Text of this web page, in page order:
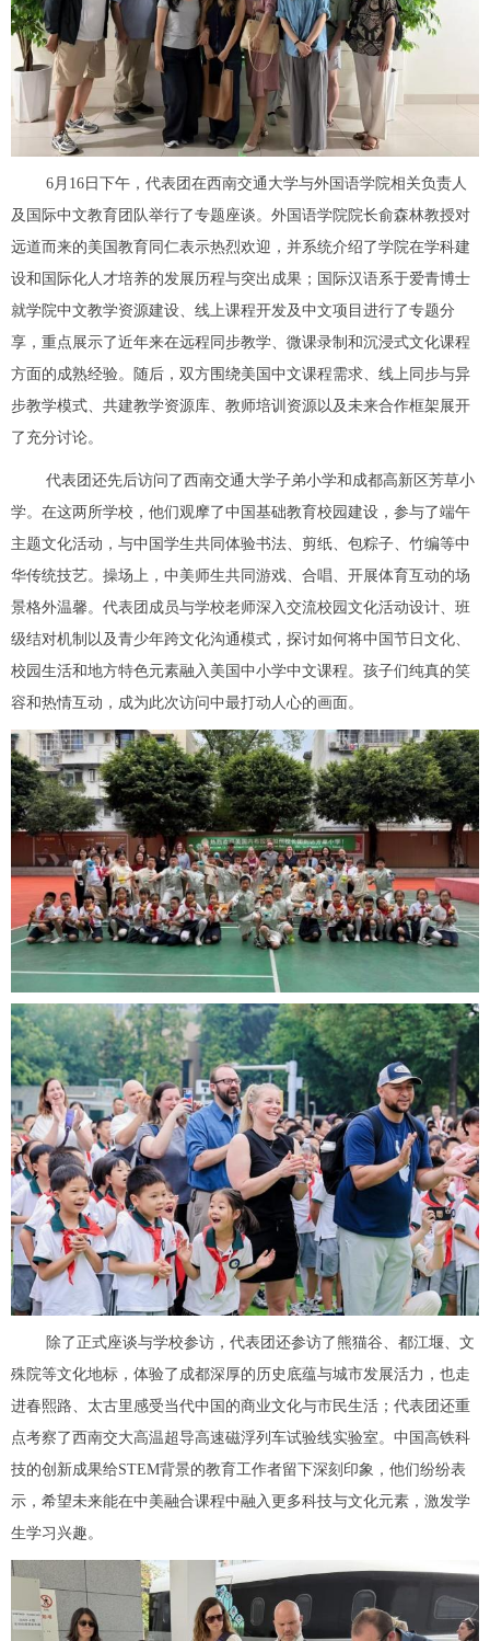
6月16日下午，代表团在西南交通大学与外国语学院相关负责人
及国际中文教育团队举行了专题座谈。外国语学院院长俞森林教授对
远道而来的美国教育同仁表示热烈欢迎，并系统介绍了学院在学科建
设和国际化人才培养的发展历程与突出成果；国际汉语系于爱青博士
就学院中文教学资源建设、线上课程开发及中文项目进行了专题分
享，重点展示了近年来在远程同步教学、微课录制和沉浸式文化课程
方面的成熟经验。随后，双方围绕美国中文课程需求、线上同步与异
步教学模式、共建教学资源库、教师培训资源以及未来合作框架展开
了充分讨论。
代表团还先后访问了西南交通大学子弟小学和成都高新区芳草小
学。在这两所学校，他们观摩了中国基础教育校园建设，参与了端午
主题文化活动，与中国学生共同体验书法、剪纸、包粽子、竹编等中
华传统技艺。操场上，中美师生共同游戏、合唱、开展体育互动的场
景格外温馨。代表团成员与学校老师深入交流校园文化活动设计、班
级结对机制以及青少年跨文化沟通模式，探讨如何将中国节日文化、
校园生活和地方特色元素融入美国中小学中文课程。孩子们纯真的笑
容和热情互动，成为此次访问中最打动人心的画面。
除了正式座谈与学校参访，代表团还参访了熊猫谷、都江堰、文
殊院等文化地标，体验了成都深厚的历史底蕴与城市发展活力，也走
进春熙路、太古里感受当代中国的商业文化与市民生活；代表团还重
点考察了西南交大高温超导高速磁浮列车试验线实验室。中国高铁科
技的创新成果给STEM背景的教育工作者留下深刻印象，他们纷纷表
示，希望未来能在中美融合课程中融入更多科技与文化元素，激发学
生学习兴趣。